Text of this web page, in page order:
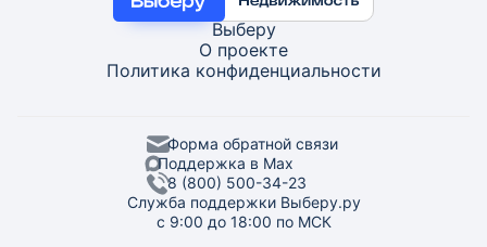
Выберу
О проекте
Политика конфиденциальности
Форма обратной связи
Поддержка в Max
8 (800) 500-34-23
Служба поддержки Выберу.ру
с 9:00 до 18:00 по МСК